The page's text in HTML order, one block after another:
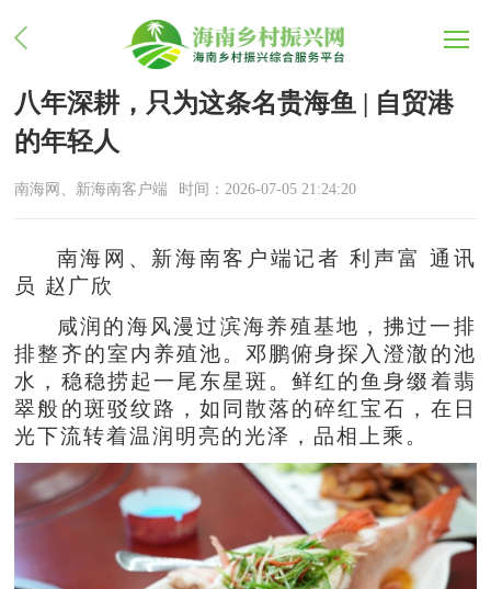
八年深耕，只为这条名贵海鱼 | 自贸港
的年轻人
南海网、新海南客户端 时间：2026-07-05 21:24:20
南海网、新海南客户端记者 利声富 通讯
员 赵广欣
咸润的海风漫过滨海养殖基地，拂过一排
排整齐的室内养殖池。邓鹏俯身探入澄澈的池
水，稳稳捞起一尾东星斑。鲜红的鱼身缀着翡
翠般的斑驳纹路，如同散落的碎红宝石，在日
光下流转着温润明亮的光泽，品相上乘。